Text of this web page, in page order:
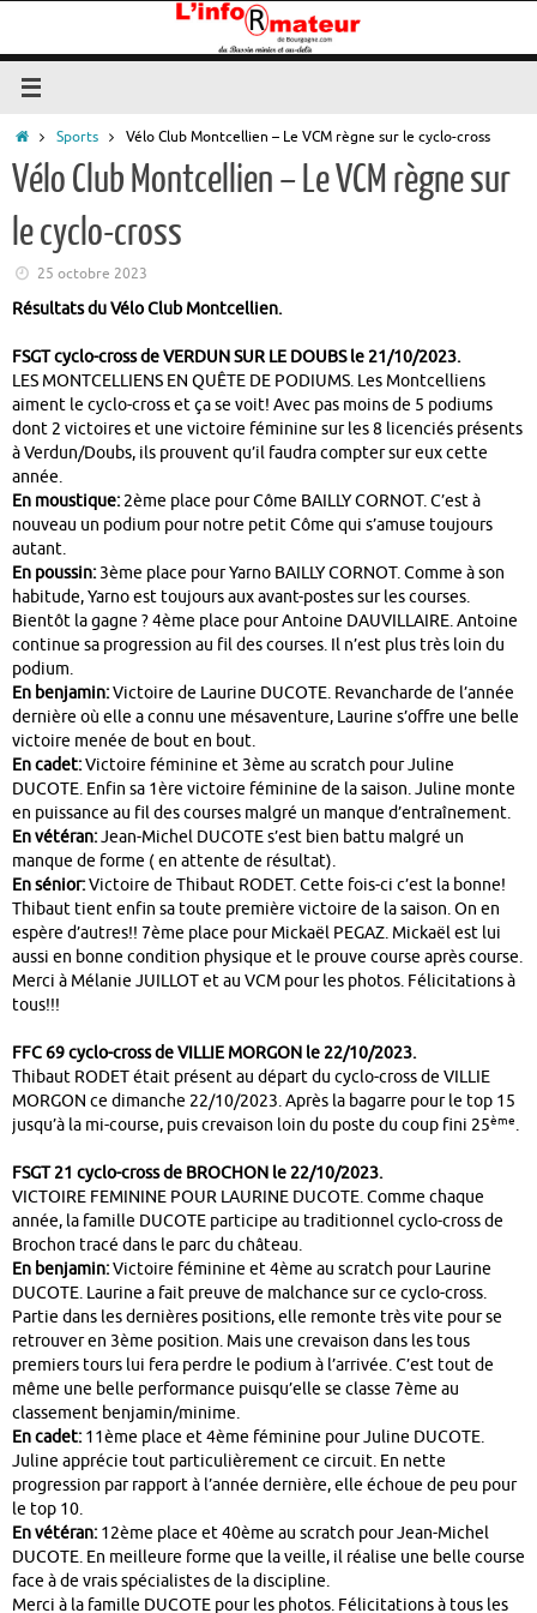
contenu
Accueil
Sports Vélo Club Montcellien – Le VCM règne sur le cyclo-cross
Vélo Club Montcellien – Le VCM règne sur
le cyclo-cross
25 octobre 2023
Résultats du Vélo Club Montcellien.
FSGT cyclo-cross de VERDUN SUR LE DOUBS le 21/10/2023.
LES MONTCELLIENS EN QUÊTE DE PODIUMS. Les Montcelliens
aiment le cyclo-cross et ça se voit! Avec pas moins de 5 podiums
dont 2 victoires et une victoire féminine sur les 8 licenciés présents
à Verdun/Doubs, ils prouvent qu’il faudra compter sur eux cette
année.
En moustique:2ème place pour Côme BAILLY CORNOT. C’est à
nouveau un podium pour notre petit Côme qui s’amuse toujours
autant.
En poussin:3ème place pour Yarno BAILLY CORNOT. Comme à son
habitude, Yarno est toujours aux avant-postes sur les courses.
Bientôt la gagne ? 4ème place pour Antoine DAUVILLAIRE. Antoine
continue sa progression au fil des courses. Il n’est plus très loin du
podium.
En benjamin:Victoire de Laurine DUCOTE. Revancharde de l’année
dernière où elle a connu une mésaventure, Laurine s’offre une belle
victoire menée de bout en bout.
En cadet:Victoire féminine et 3ème au scratch pour Juline
DUCOTE. Enfin sa 1ère victoire féminine de la saison. Juline monte
en puissance au fil des courses malgré un manque d’entraînement.
En vétéran:Jean-Michel DUCOTE s’est bien battu malgré un
manque de forme ( en attente de résultat).
En sénior:Victoire de Thibaut RODET. Cette fois-ci c’est la bonne!
Thibaut tient enfin sa toute première victoire de la saison. On en
espère d’autres!! 7ème place pour Mickaël PEGAZ. Mickaël est lui
aussi en bonne condition physique et le prouve course après course.
Merci à Mélanie JUILLOT et au VCM pour les photos. Félicitations à
tous!!!
FFC 69 cyclo-cross de VILLIE MORGON le 22/10/2023.
Thibaut RODET était présent au départ du cyclo-cross de VILLIE
MORGON ce dimanche 22/10/2023. Après la bagarre pour le top 15
jusqu’à la mi-course, puis crevaison loin du poste du coup fini 25ème.
FSGT 21 cyclo-cross de BROCHON le 22/10/2023.
VICTOIRE FEMININE POUR LAURINE DUCOTE. Comme chaque
année, la famille DUCOTE participe au traditionnel cyclo-cross de
Brochon tracé dans le parc du château.
En benjamin:Victoire féminine et 4ème au scratch pour Laurine
DUCOTE. Laurine a fait preuve de malchance sur ce cyclo-cross.
Partie dans les dernières positions, elle remonte très vite pour se
retrouver en 3ème position. Mais une crevaison dans les tous
premiers tours lui fera perdre le podium à l’arrivée. C’est tout de
même une belle performance puisqu’elle se classe 7ème au
classement benjamin/minime.
En cadet:11ème place et 4ème féminine pour Juline DUCOTE.
Juline apprécie tout particulièrement ce circuit. En nette
progression par rapport à l’année dernière, elle échoue de peu pour
le top 10.
En vétéran:12ème place et 40ème au scratch pour Jean-Michel
DUCOTE. En meilleure forme que la veille, il réalise une belle course
face à de vrais spécialistes de la discipline.
Merci à la famille DUCOTE pour les photos. Félicitations à tous les